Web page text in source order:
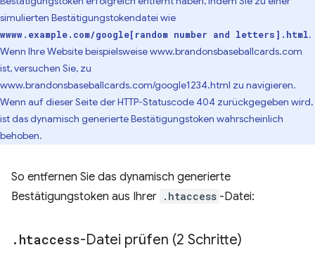
simulierten Bestätigungstokendatei wie
wwww.example.com/google[random number and letters].html.
Wenn Ihre Website beispielsweise www.brandonsbaseballcards.com
ist, versuchen Sie, zu
www.brandonsbaseballcards.com/google1234.html zu navigieren.
Wenn auf dieser Seite der HTTP-Statuscode 404 zurückgegeben wird,
ist das dynamisch generierte Bestätigungstoken wahrscheinlich
behoben.
So entfernen Sie das dynamisch generierte
Bestätigungstoken aus Ihrer .htaccess -Datei:
. htaccess-Datei prüfen (2 Schritte)